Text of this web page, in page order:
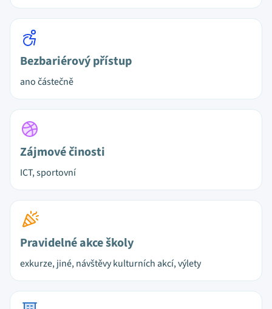
Bezbariérový přístup
ano částečně
Zájmové činosti
ICT, sportovní
Pravidelné akce školy
exkurze, jiné, návštěvy kulturních akcí, výlety